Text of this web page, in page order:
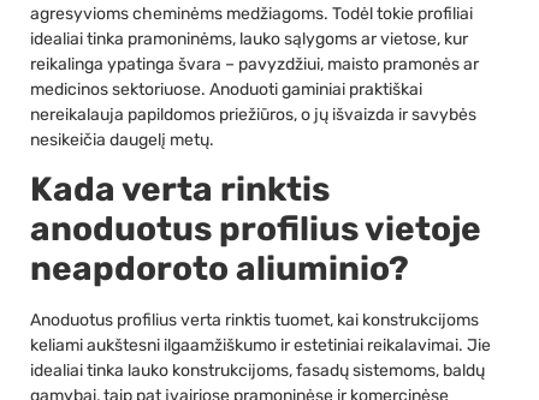
agresyvioms cheminėms medžiagoms. Todėl tokie profiliai
idealiai tinka pramoninėms, lauko sąlygoms ar vietose, kur
reikalinga ypatinga švara – pavyzdžiui, maisto pramonės ar
medicinos sektoriuose. Anoduoti gaminiai praktiškai
nereikalauja papildomos priežiūros, o jų išvaizda ir savybės
nesikeičia daugelį metų.
Kada verta rinktis
anoduotus profilius vietoje
neapdoroto aliuminio?
Anoduotus profilius verta rinktis tuomet, kai konstrukcijoms
keliami aukštesni ilgaamžiškumo ir estetiniai reikalavimai. Jie
idealiai tinka lauko konstrukcijoms, fasadų sistemoms, baldų
gamybai, taip pat įvairiose pramoninėse ir komercinėse